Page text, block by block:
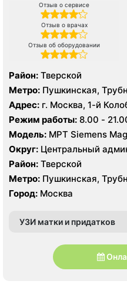
Отзыв о сервисе
Отзыв о врачах
Отзыв об оборудовании
Район: Тверской
Метро: Пушкинская,
Адрес: г. Москва, 1-й
Режим работы: 8.00 -
Модель: МРТ Siemens
Siemens Somatom
Округ: Центральный
Район: Тверской
Метро: Пушкинская,
Город: Москва
УЗИ матки и придатков